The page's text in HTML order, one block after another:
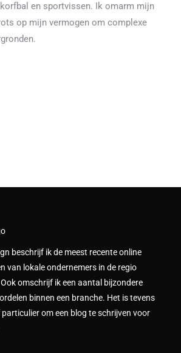
korfbal en sportvissen. Ik omarm mijn
op mijn vermogen om complexe
beschrijf ik de meest recente online
van lokale ondernemers in de regio
omschrijf ik een aantal bijzondere
binnen een branche. Het is tevens
om een blog te schrijven voor